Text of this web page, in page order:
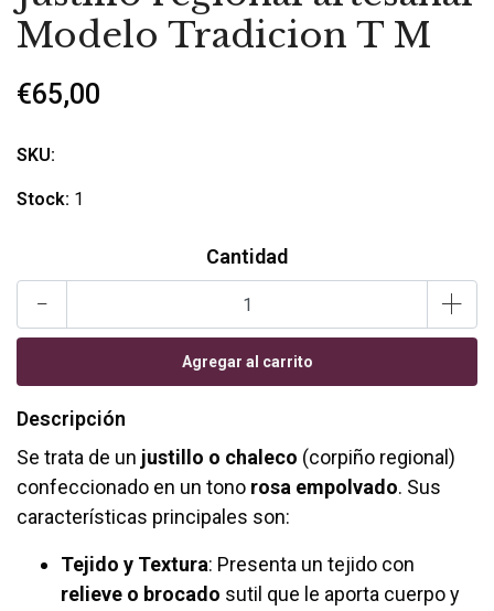
Modelo Tradicion T M
€65,00
SKU:
Stock: 1
Cantidad
- +
Descripción
Se trata de un justillo o chaleco (corpiño regional)
confeccionado en un tono rosa empolvado. Sus
características principales son:
Tejido y Textura: Presenta un tejido con
relieve o brocado sutil que le aporta cuerpo y